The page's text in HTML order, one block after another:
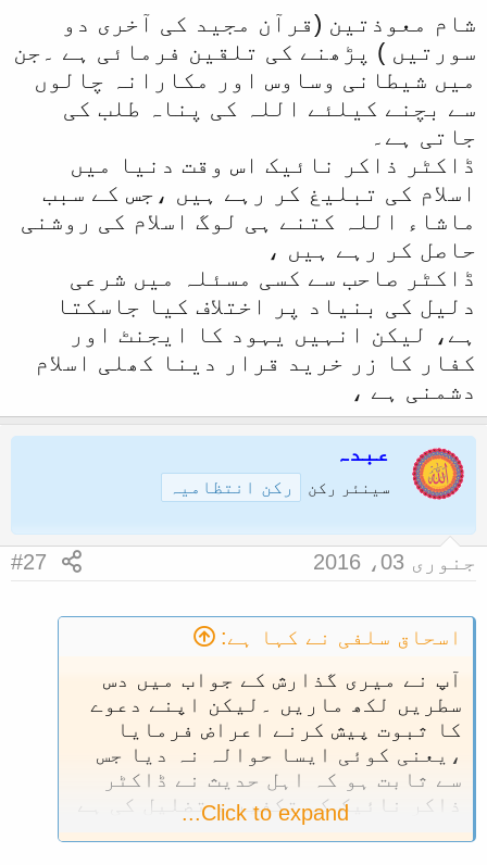
شام معوذتین (قرآن مجید کی آخری دو
سورتیں ) پڑھنے کی تلقین فرمائی ہے ۔جن
میں شیطانی وساوس اور مکارانہ چالوں
سے بچنے کیلئے اللہ کی پناہ طلب کی
جاتی ہے۔
ڈاکٹر ذاکر نائیک اس وقت دنیا میں
اسلام کی تبلیغ کر رہے ہیں ،جس کے سبب
ماشاء اللہ کتنے ہی لوگ اسلام کی روشنی
حاصل کر رہے ہیں ،
ڈاکٹر صاحب سے کسی مسئلہ میں شرعی
دلیل کی بنیاد پر اختلاف کیا جاسکتا
ہے، لیکن انہیں یہود کا ایجنٹ اور
کفار کا زر خرید قرار دینا کھلی اسلام
دشمنی ہے ،
عبدہ
سینئر رکن رکن انتظامیہ
جنوری 03، 2016 #27
اسحاق سلفی نے کہا ہے:
آپ نے میری گذارش کے جواب میں دس
سطریں لکھ ماریں ۔لیکن اپنے دعوے
کا ثبوت پیش کرنے اعراض فرمایا
،یعنی کوئی ایسا حوالہ نہ دیا جس
سے ثابت ہو کہ اہل حدیث نے ڈاکٹر
ذاکر نائیک کی تکفیر و تضلیل کی ہے
۔کیا میں یہ سمجھنے میں حق بجانب
Click to expand...